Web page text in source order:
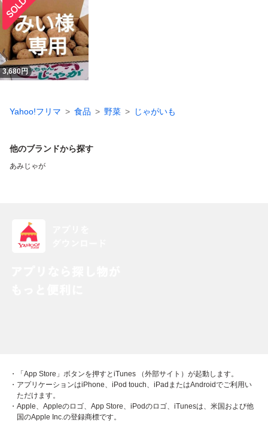
3,680円
Yahoo!フリマ 食品 野菜 じゃがいも
他のブランドから探す
あみじゃが
・「App Store」ボタンを押すとiTunes （外部サイト）が起動します。
・アプリケーションはiPhone、iPod touch、iPadまたはAndroidでご利用い
ただけます。
・Apple、Appleのロゴ、App Store、iPodのロゴ、iTunesは、米国および他
国のApple Inc.の登録商標です。